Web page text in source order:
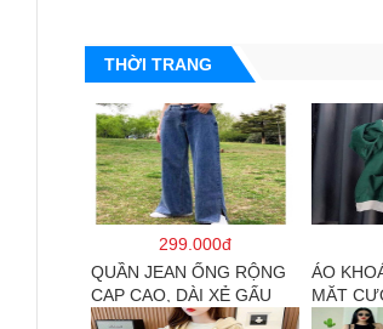
THỜI TRANG
299.000đ
QUẦN JEAN ỐNG RỘNG
CẠP CAO, DÀI XẺ GẤU
PHONG CÁCH J6
ÁO
MẶT
COTTON